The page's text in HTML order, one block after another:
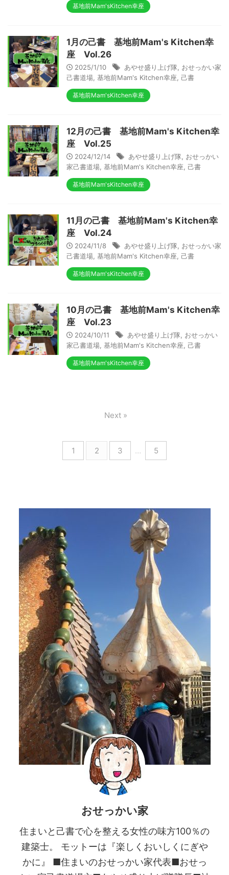
基地前Mam'sKitchen幸座
1月の己書 基地前Mam's Kitchen幸
座 Vol.26
2025/1/10 あやせ盛り上げ隊
おせっかい家
己書道場 基地前Mam's Kitchen幸座 己書
基地前Mam'sKitchen幸座
12月の己書 基地前Mam's Kitchen幸
座 Vol.25
2024/12/14 あやせ盛り上げ隊
おせっかい
家己書道場 基地前Mam's Kitchen幸座 己書
基地前Mam'sKitchen幸座
11月の己書 基地前Mam's Kitchen幸
座 Vol.24
2024/11/8 あやせ盛り上げ隊
おせっかい家
己書道場 基地前Mam's Kitchen幸座 己書
基地前Mam'sKitchen幸座
10月の己書 基地前Mam's Kitchen幸
座 Vol.23
2024/10/11 あやせ盛り上げ隊
おせっかい
家己書道場 基地前Mam's Kitchen幸座 己書
基地前Mam'sKitchen幸座
1 2 3 … 5
Next »
おせっかい家
住まいと己書で心を整える女性の味方100％の
建築士。 モットーは『楽しくおいしくにぎや
かに』 ■住まいのおせっかい家代表■おせっ